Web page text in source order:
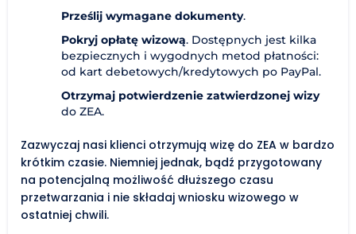
Prześlij wymagane dokumenty.
Pokryj opłatę wizową. Dostępnych jest kilka
bezpiecznych i wygodnych metod płatności:
od kart debetowych/kredytowych po PayPal.
Otrzymaj potwierdzenie zatwierdzonej wizy
do ZEA.
Zazwyczaj nasi klienci otrzymują wizę do ZEA w bardzo
krótkim czasie. Niemniej jednak, bądź przygotowany
na potencjalną możliwość dłuższego czasu
przetwarzania i nie składaj wniosku wizowego w
ostatniej chwili.